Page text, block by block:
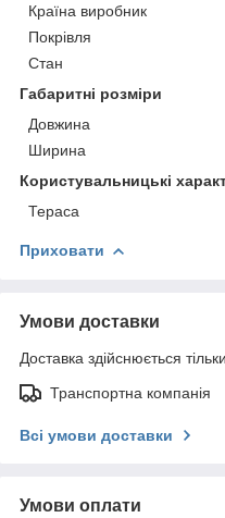
Країна виробник
Покрівля
Стан
Габаритні розміри
Довжина
Ширина
Користувальницькі
Тераса
Приховати
Умови доставки
Доставка здійснюється
Транспортна компанія
Всі умови доставки
Умови оплати